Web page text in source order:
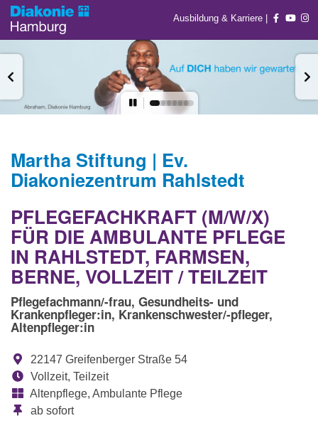
Ausbildung & Karriere |
Martha Stiftung | Ev.
Diakoniezentrum Rahlstedt
PFLEGEFACHKRAFT (M/W/X)
FÜR DIE AMBULANTE PFLEGE
IN RAHLSTEDT, FARMSEN,
BERNE, VOLLZEIT / TEILZEIT
Pflegefachmann/-frau, Gesundheits- und
Krankenpfleger:in, Krankenschwester/-pfleger,
Altenpfleger:in
22147 Greifenberger Straße 54
Vollzeit, Teilzeit
Altenpflege, Ambulante Pflege
ab sofort